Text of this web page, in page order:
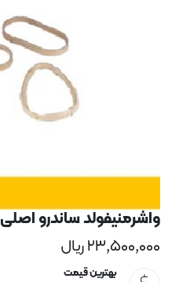
واشرمنیفولد ساندرو اصلی
۲۳,۵۰۰,۰۰۰ریال
بهترین قیمت